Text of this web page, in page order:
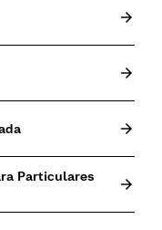
Particulares